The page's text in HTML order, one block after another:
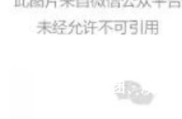
中棉集团、湖北